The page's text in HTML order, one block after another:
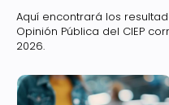
Aquí encontrará los
Opinión Pública del CIEP
2026.